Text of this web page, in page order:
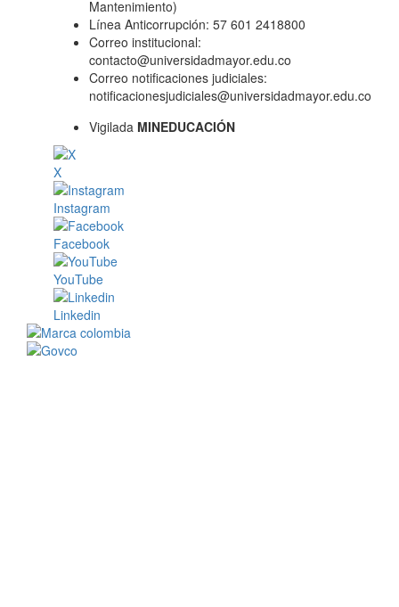
Mantenimiento)
Línea Anticorrupción: 57 601 2418800
Correo institucional:
contacto@universidadmayor.edu.co
Correo notificaciones judiciales:
notificacionesjudiciales@universidadmayor.edu.co
Vigilada MINEDUCACIÓN
X
Instagram
Facebook
YouTube
Linkedin